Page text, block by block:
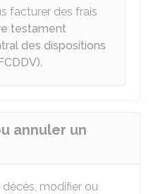
facturer des frais
testament
des dispositions
.
annuler un
modifier ou